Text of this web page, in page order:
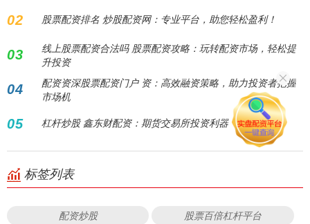
02 股票配资排名 炒股配资网：专业平台，助您轻松盈利！
03
线上股票配资合法吗 股票配资攻略：玩转配资市场，轻松提
升投资
04
配资资深股票配资门户 资：高效融资策略，助力投资者把握
市场机
05 杠杆炒股 鑫东财配资：期货交易所投资利器
标签列表
配资炒股 股票百倍杠杆平台